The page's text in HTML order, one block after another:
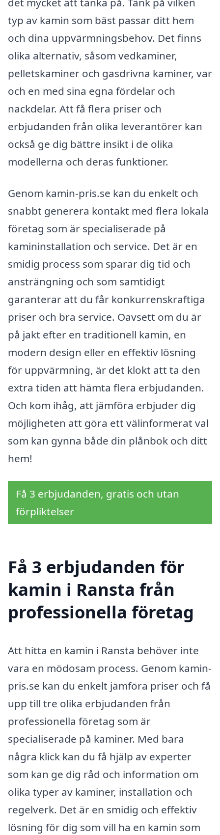
typ av kamin som bäst passar ditt hem
och dina uppvärmningsbehov. Det finns
olika alternativ, såsom vedkaminer,
pelletskaminer och gasdrivna kaminer, var
och en med sina egna fördelar och
nackdelar. Att få flera priser och
erbjudanden från olika leverantörer kan
också ge dig bättre insikt i de olika
modellerna och deras funktioner.
Genom kamin-pris.se kan du enkelt och
snabbt generera kontakt med flera lokala
företag som är specialiserade på
kamininstallation och service. Det är en
smidig process som sparar dig tid och
ansträngning och som samtidigt
garanterar att du får konkurrenskraftiga
priser och bra service. Oavsett om du är
på jakt efter en traditionell kamin, en
modern design eller en effektiv lösning
för uppvärmning, är det klokt att ta den
extra tiden att hämta flera erbjudanden.
Och kom ihåg, att jämföra erbjuder dig
möjligheten att göra ett välinformerat val
som kan gynna både din plånbok och ditt
hem!
Få 3 erbjudanden, gratis och utan
förpliktelser
Få 3 erbjudanden för
kamin i Ransta från
professionella företag
Att hitta en kamin i Ransta behöver inte
vara en mödosam process. Genom kamin-
pris.se kan du enkelt jämföra priser och få
upp till tre olika erbjudanden från
professionella företag som är
specialiserade på kaminer. Med bara
några klick kan du få hjälp av experter
som kan ge dig råd och information om
olika typer av kaminer, installation och
regelverk. Det är en smidig och effektiv
lösning för dig som vill ha en kamin som